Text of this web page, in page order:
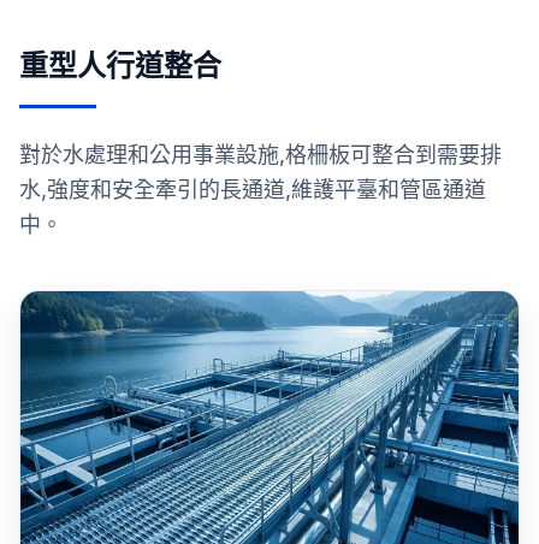
重型人行道整合
對於水處理和公用事業設施,格柵板可整合到需要排
水,強度和安全牽引的長通道,維護平臺和管區通道
中。